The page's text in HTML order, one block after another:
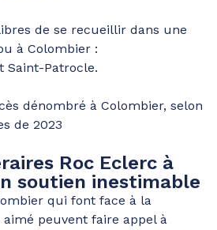
de se recueillir dans une
à Colombier :
Saint-Patrocle.
dénombré à Colombier, selon
de 2023
Roc Eclerc à
soutien inestimable
qui font face à la
peuvent faire appel à